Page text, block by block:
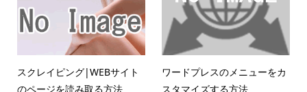
スクレイピング|WEBサイト
のページを読み取る方法
ワードプレスのメニューをカ
スタマイズする方法